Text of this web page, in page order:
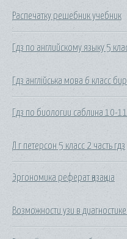
Распечатку решебник учебник
Гдз по английскому языку 5
Гдз англійська мова 6 класс
Гдз по биологии саблина 10-11
Л г петерсон 5 класс 2 часть гдз
Эргономика реферат қазақша
Возможности узи в